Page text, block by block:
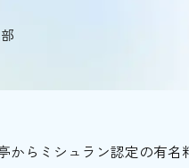
からミシュラン認定の有名